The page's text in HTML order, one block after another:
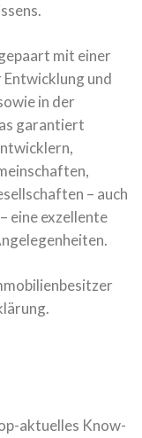
mit einer
und
in der
garantiert
– auch
eine exzellente
aktuelles Know-